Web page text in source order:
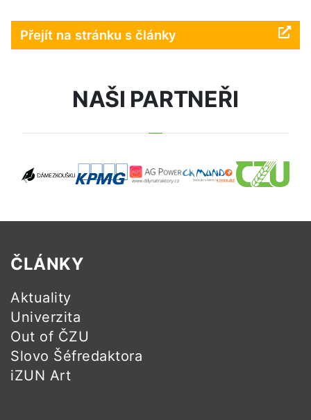
Přejít na stránku s články
NAŠI PARTNEŘI
ČLÁNKY
Aktuality
Univerzita
Out of ČZU
Slovo Šéfredaktora
iZUN Art